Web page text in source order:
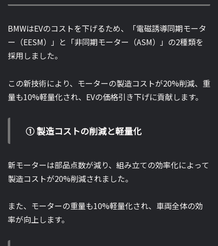
BMWはEVのコストを下げるため、「電磁誘導同期モータ
ー（EESM）」と「非同期モーター（ASM）」の2種類を
採用しました。
この新技術により、モーターの製造コストが20%削減、重
量も10%軽量化され、EVの価格引き下げに貢献します。
① 製造コストの削減と軽量化
新モーターは部品点数が減り、組み立ての効率化によって
製造コストが20%削減されました。
また、モーターの重量も10%軽量化され、車両全体の効
率が向上します。